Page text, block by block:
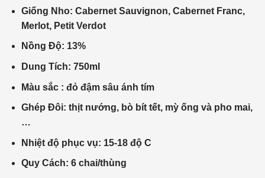
Giống Nho: Cabernet Sauvignon, Cabernet Franc,
Merlot, Petit Verdot
Nồng Độ: 13%
Dung Tích: 750ml
Màu sắc : đỏđậm sâu ánh tím
Ghép Đôi: thịtnướng, bò bít tết, mỳ ống và pho mai,
…
Nhiệt độ phục vụ: 15-18 độ C
Quy Cách: 6 chai/thùng